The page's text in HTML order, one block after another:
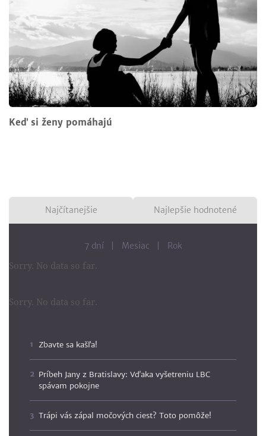
Keď si ženy pomáhajú
Najčítanejšie Najlepšie hodnotené
7 dní Mesiac Rok
Sorry. No data so far.
Sorry. No data so far.
Zbavte sa kašľa!
Príbeh Jany z Bratislavy: Vďaka vyšetreniu LBC
spávam pokojne
Trápi vás zápal močových ciest? Toto pomôže!